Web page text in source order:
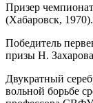
Призер
(Хабаровск, 1970).
Победитель
призы Н.
Двукратный
вольной борьбе